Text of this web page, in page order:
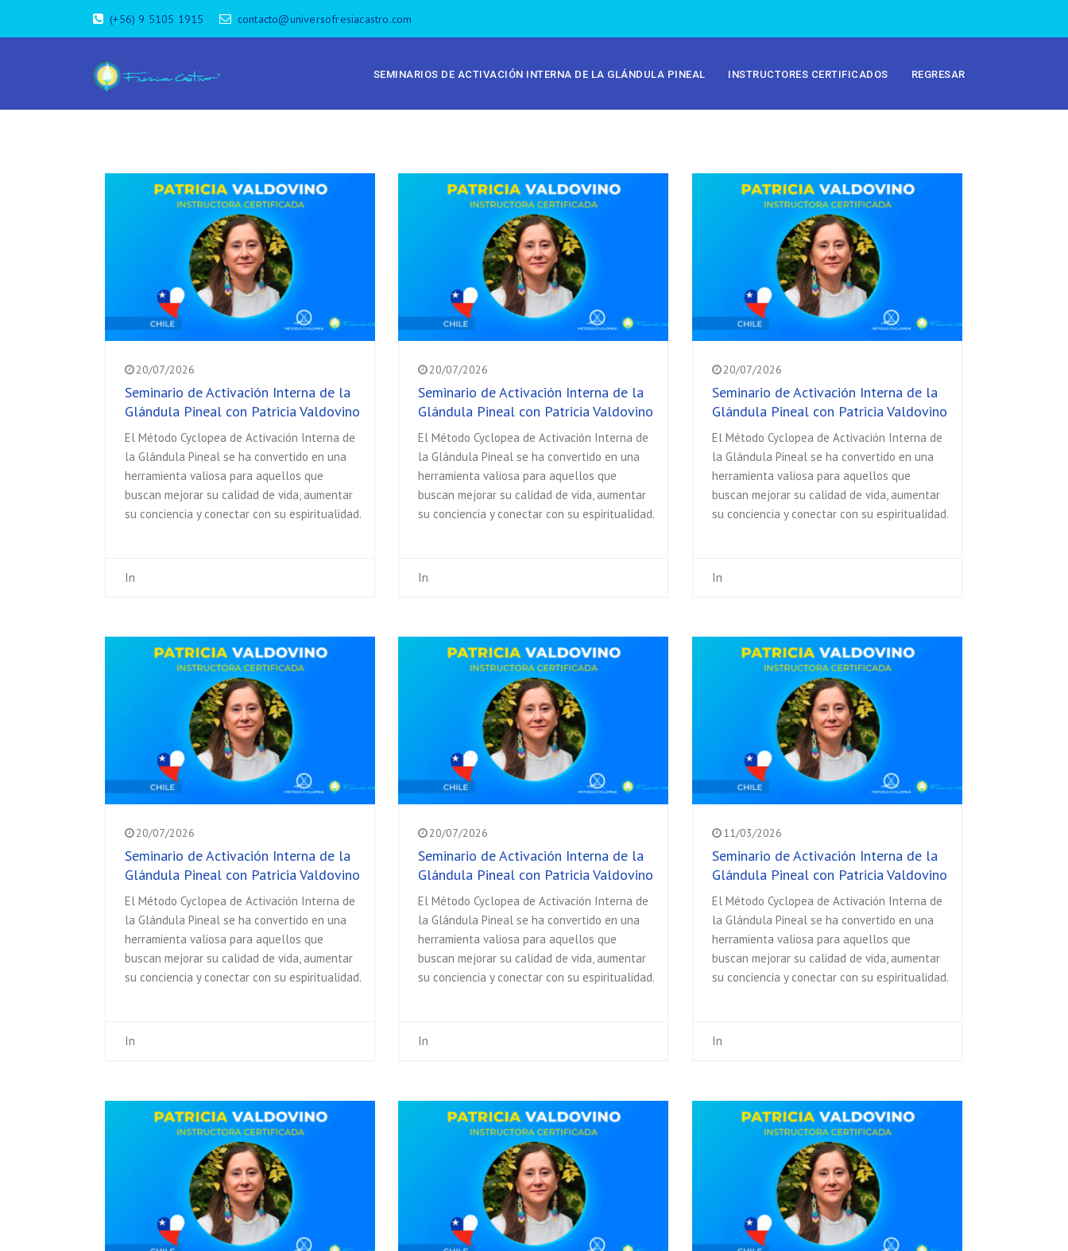
(+56) 9 5105 1915 contacto@universofresiacastro.com
SEMINARIOS DE ACTIVACIÓN INTERNA DE LA GLÁNDULA PINEAL INSTRUCTORES CERTIFICADOS REGRESAR
20/07/2026
Seminario de Activación Interna de la
Glándula Pineal con Patricia Valdovino
El Método Cyclopea de Activación Interna de
la Glándula Pineal se ha convertido en una
herramienta valiosa para aquellos que
buscan mejorar su calidad de vida, aumentar
su conciencia y conectar con su espiritualidad.
In
20/07/2026
Seminario de Activación Interna de la
Glándula Pineal con Patricia Valdovino
El Método Cyclopea de Activación Interna de
la Glándula Pineal se ha convertido en una
herramienta valiosa para aquellos que
buscan mejorar su calidad de vida, aumentar
su conciencia y conectar con su espiritualidad.
In
20/07/2026
Seminario de Activación Interna de la
Glándula Pineal con Patricia Valdovino
El Método Cyclopea de Activación Interna de
la Glándula Pineal se ha convertido en una
herramienta valiosa para aquellos que
buscan mejorar su calidad de vida, aumentar
su conciencia y conectar con su espiritualidad.
In
20/07/2026
Seminario de Activación Interna de la
Glándula Pineal con Patricia Valdovino
El Método Cyclopea de Activación Interna de
la Glándula Pineal se ha convertido en una
herramienta valiosa para aquellos que
buscan mejorar su calidad de vida, aumentar
su conciencia y conectar con su espiritualidad.
In
20/07/2026
Seminario de Activación Interna de la
Glándula Pineal con Patricia Valdovino
El Método Cyclopea de Activación Interna de
la Glándula Pineal se ha convertido en una
herramienta valiosa para aquellos que
buscan mejorar su calidad de vida, aumentar
su conciencia y conectar con su espiritualidad.
In
11/03/2026
Seminario de Activación Interna de la
Glándula Pineal con Patricia Valdovino
El Método Cyclopea de Activación Interna de
la Glándula Pineal se ha convertido en una
herramienta valiosa para aquellos que
buscan mejorar su calidad de vida, aumentar
su conciencia y conectar con su espiritualidad.
In